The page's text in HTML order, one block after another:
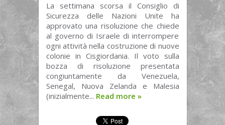
La settimana scorsa il Consiglio di
Sicurezza delle Nazioni Unite ha
approvato una risoluzione che chiede
al governo di Israele di interrompere
ogni attività nella costruzione di nuove
colonie in Cisgiordania. Il voto sulla
bozza di risoluzione presentata
congiuntamente da Venezuela,
Senegal, Nuova Zelanda e Malesia
(inizialmente... Read more »